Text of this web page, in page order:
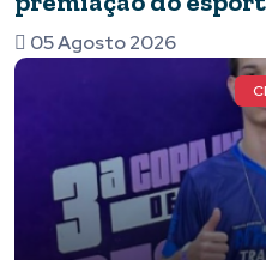
05 Agosto 2026